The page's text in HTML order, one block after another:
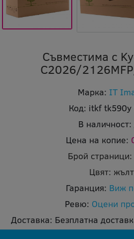
Съвместима с
C2026/
Марка: IT
Код: itkf tk590y
В наличност:
Цена на копие:
Брой страници:
Цвят: жълт
Гаранция: Виж
Ревю: Оцени
Доставка: Безплатна